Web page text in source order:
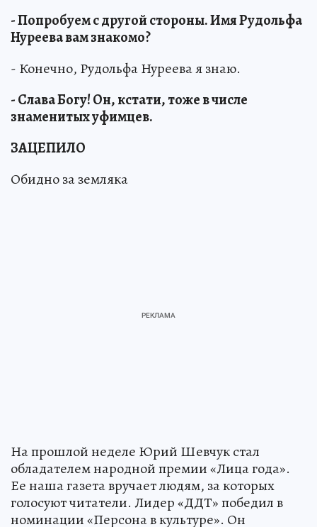
- Попробуем с другой стороны. Имя Рудольфа
Нуреева вам знакомо?
- Конечно, Рудольфа Нуреева я знаю.
- Слава Богу! Он, кстати, тоже в числе
знаменитых уфимцев.
ЗАЦЕПИЛО
Обидно за земляка
На прошлой неделе Юрий Шевчук стал
обладателем народной премии «Лица года».
Ее наша газета вручает людям, за которых
голосуют читатели. Лидер «ДДТ» победил в
номинации «Персона в культуре». Он